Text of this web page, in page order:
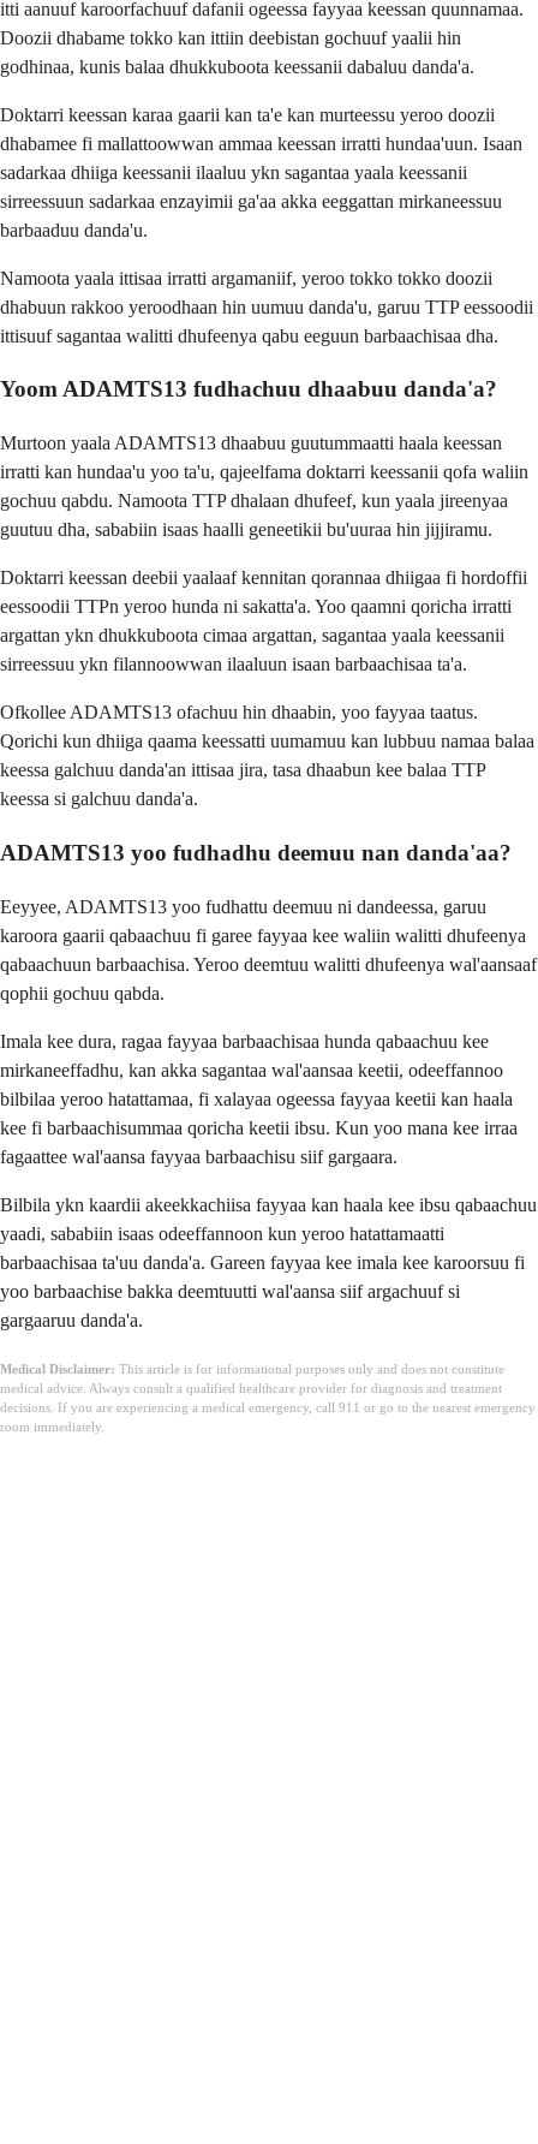
itti aanuuf karoorfachuuf dafanii ogeessa fayyaa keessan quunnamaa.
Doozii dhabame tokko kan ittiin deebistan gochuuf yaalii hin
godhinaa, kunis balaa dhukkuboota keessanii dabaluu danda'a.
Doktarri keessan karaa gaarii kan ta'e kan murteessu yeroo doozii
dhabamee fi mallattoowwan ammaa keessan irratti hundaa'uun. Isaan
sadarkaa dhiiga keessanii ilaaluu ykn sagantaa yaala keessanii
sirreessuun sadarkaa enzayimii ga'aa akka eeggattan mirkaneessuu
barbaaduu danda'u.
Namoota yaala ittisaa irratti argamaniif, yeroo tokko tokko doozii
dhabuun rakkoo yeroodhaan hin uumuu danda'u, garuu TTP eessoodii
ittisuuf sagantaa walitti dhufeenya qabu eeguun barbaachisaa dha.
Yoom ADAMTS13 fudhachuu dhaabuu danda'a?
Murtoon yaala ADAMTS13 dhaabuu guutummaatti haala keessan
irratti kan hundaa'u yoo ta'u, qajeelfama doktarri keessanii qofa waliin
gochuu qabdu. Namoota TTP dhalaan dhufeef, kun yaala jireenyaa
guutuu dha, sababiin isaas haalli geneetikii bu'uuraa hin jijjiramu.
Doktarri keessan deebii yaalaaf kennitan qorannaa dhiigaa fi hordoffii
eessoodii TTPn yeroo hunda ni sakatta'a. Yoo qaamni qoricha irratti
argattan ykn dhukkuboota cimaa argattan, sagantaa yaala keessanii
sirreessuu ykn filannoowwan ilaaluun isaan barbaachisaa ta'a.
Ofkollee ADAMTS13 ofachuu hin dhaabin, yoo fayyaa taatus.
Qorichi kun dhiiga qaama keessatti uumamuu kan lubbuu namaa balaa
keessa galchuu danda'an ittisaa jira, tasa dhaabun kee balaa TTP
keessa si galchuu danda'a.
ADAMTS13 yoo fudhadhu deemuu nan danda'aa?
Eeyyee, ADAMTS13 yoo fudhattu deemuu ni dandeessa, garuu
karoora gaarii qabaachuu fi garee fayyaa kee waliin walitti dhufeenya
qabaachuun barbaachisa. Yeroo deemtuu walitti dhufeenya wal'aansaaf
qophii gochuu qabda.
Imala kee dura, ragaa fayyaa barbaachisaa hunda qabaachuu kee
mirkaneeffadhu, kan akka sagantaa wal'aansaa keetii, odeeffannoo
bilbilaa yeroo hatattamaa, fi xalayaa ogeessa fayyaa keetii kan haala
kee fi barbaachisummaa qoricha keetii ibsu. Kun yoo mana kee irraa
fagaattee wal'aansa fayyaa barbaachisu siif gargaara.
Bilbila ykn kaardii akeekkachiisa fayyaa kan haala kee ibsu qabaachuu
yaadi, sababiin isaas odeeffannoon kun yeroo hatattamaatti
barbaachisaa ta'uu danda'a. Gareen fayyaa kee imala kee karoorsuu fi
yoo barbaachise bakka deemtuutti wal'aansa siif argachuuf si
gargaaruu danda'a.
Medical Disclaimer: This article is for informational purposes only and does not constitute
medical advice. Always consult a qualified healthcare provider for diagnosis and treatment
decisions. If you are experiencing a medical emergency, call 911 or go to the nearest emergency
room immediately.